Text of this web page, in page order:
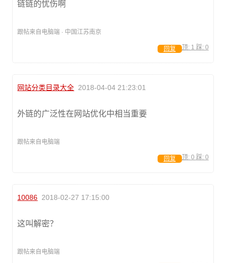
链链的忧伤啊
跟帖来自电脑端 · 中国江苏南京
顶: 1 踩: 0
回复
网站分类目录大全 2018-04-04 21:23:01
外链的广泛性在网站优化中相当重要
跟帖来自电脑端
顶: 0 踩: 0
回复
10086 2018-02-27 17:15:00
这叫解密？
跟帖来自电脑端